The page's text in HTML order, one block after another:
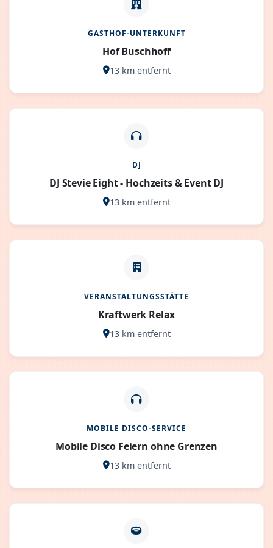
GASTHOF-UNTERKUNFT
Hof Buschhoff
13 km entfernt
DJ
DJ Stevie Eight - Hochzeits & Event DJ
13 km entfernt
VERANSTALTUNGSSTÄTTE
Kraftwerk Relax
13 km entfernt
MOBILE DISCO-SERVICE
Mobile Disco Feiern ohne Grenzen
13 km entfernt